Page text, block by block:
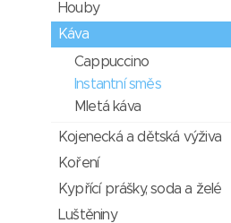
Houby
Káva
Cappuccino
Instantní směs
Mletá káva
Kojenecká a dětská výživa
Koření
Kypřící prášky, soda a želé
Luštěniny